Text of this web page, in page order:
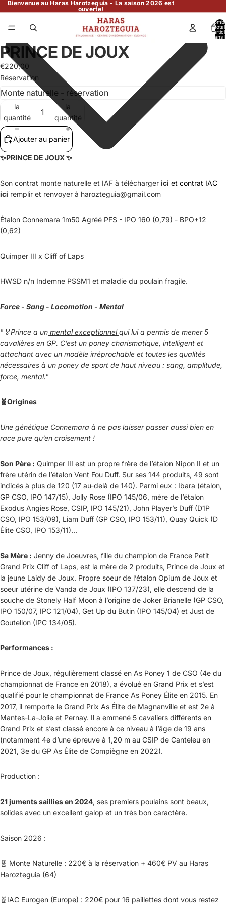
Bienvenue au Haras Harotzeguia - La saison 2026 est
ouverte!
total
dans
PRINCE DE JOUX
€220,00
Réservation
Diminuer
la
quantité
Augmenter
la
quantité
Ajouter au panier
✨PRINCE DE JOUX✨
Son contrat monte naturelle et IAF à télécharger ici et contrat IAC
ici remplir et renvoyer à harozteguia@gmail.com
Étalon Connemara 1m50 Agréé PFS - IPO 160 (0,79) - BPO+12
(0,62)
Quimper III x Cliff of Laps
HWSD n/n Indemne PSSM1 et maladie du poulain fragile.
Force - Sang - Locomotion - Mental
"🏅Prince a un mental exceptionnelqui lui a permis de mener 5
cavalières en GP. C’est un poney charismatique, intelligent et
attachant avec un modèle irréprochable et toutes les qualités
nécessaires à un poney de sport de haut niveau : sang, amplitude,
force, mental."
🧬Origines
Une génétique Connemara à ne pas laisser passer aussi bien en
race pure qu’en croisement !
Son Père : Quimper III est un propre frère de l’étalon Nipon II et un
frère utérin de l’étalon Vent Fou Duff. Sur ses 144 produits, 49 sont
indicés à plus de 120 (17 au-delà de 140). Parmi eux : Ibara (étalon,
GP CSO, IPO 147/15), Jolly Rose (IPO 145/06, mère de l’étalon
Exodus Angies Rose, CSIP, IPO 145/21), John Player’s Duff (D1P
CSO, IPO 153/09), Liam Duff (GP CSO, IPO 153/11), Quay Quick (D
Élite CSO, IPO 153/11)...
Sa Mère : Jenny de Joeuvres, fille du champion de France Petit
Grand Prix Cliff of Laps, est la mère de 2 produits, Prince de Joux et
la jeune Laidy de Joux. Propre soeur de l’étalon Opium de Joux et
soeur utérine de Vanda de Joux (IPO 137/23), elle descend de la
souche de Stonely Half Moon à l’origine de Joker Brianelle (GP CSO,
IPO 150/07, IPC 121/04), Get Up du Butin (IPO 145/04) et Just de
Goutellon (IPC 134/05).
Performances :
Prince de Joux, régulièrement classé en As Poney 1 de CSO (4e du
championnat de France en 2018), a évolué en Grand Prix et s’est
qualifié pour le championnat de France As Poney Élite en 2015. En
2017, il remporte le Grand Prix As Élite de Magnanville et est 2e à
Mantes-La-Jolie et Pernay. Il a emmené 5 cavaliers différents en
Grand Prix et s’est classé encore à ce niveau à l’âge de 19 ans
(notamment 4e d’une épreuve à 1,20 m au CSIP de Canteleu en
2021, 3e du GP As Élite de Compiègne en 2022).
Production :
21 juments saillies en 2024, ses premiers poulains sont beaux,
solides avec un excellent galop et un très bon caractère.
Saison 2026 :
🧬 Monte Naturelle : 220€ à la réservation + 460€ PV au Haras
Harozteguia (64)
🧬 IAC Eurogen (Europe) : 220€ pour 16 paillettes dont vous restez